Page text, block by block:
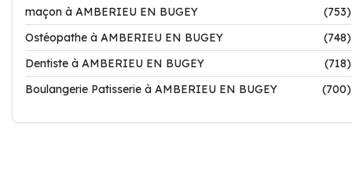
maçon à AMBERIEU EN BUGEY
(753)
Ostéopathe à AMBERIEU EN BUGEY
(748)
Dentiste à AMBERIEU EN BUGEY
(718)
Boulangerie Patisserie à AMBERIEU EN BUGEY
(700)